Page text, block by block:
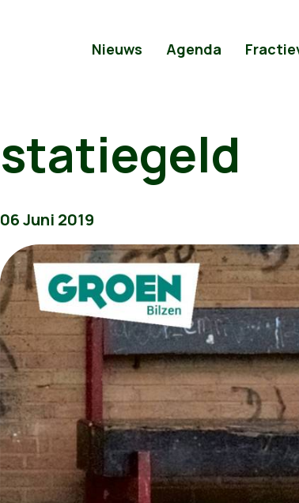
Nieuws Agenda
statiegeld
06 Juni 2019